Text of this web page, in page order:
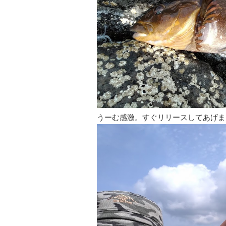
うーむ感激。すぐリリースしてあげ